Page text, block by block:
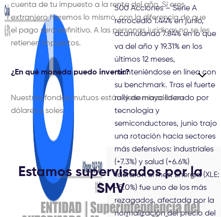
500 Acciones – Serie A
retrocedió 1.44% en junio,
acumulando 7.84% en lo que
va del año y 19.31% en los
últimos 12 meses,
manteniéndose en línea con
su benchmark. Tras el fuerte
rally de mayo liderado por
tecnología y
semiconductores, junio trajo
una rotación hacia sectores
más defensivos: industriales
(+7.3%) y salud (+6.6%)
lideraron el mes. Energía (XLE:
-5.0%) fue uno de los más
rezagados, afectada por la
normalización del precio del
cuenta de tu impuesto a la renta del año. Si eres
extranjero haremos lo mismo, con la diferencia de que
el pago será definitivo. A las personas jurídicas no se les
retienen impuestos.
¿En qué moneda puedo invertir?
Nuestros fondos mutuos están denominados en
dólares y soles.
Estamos supervisados por la
SMV